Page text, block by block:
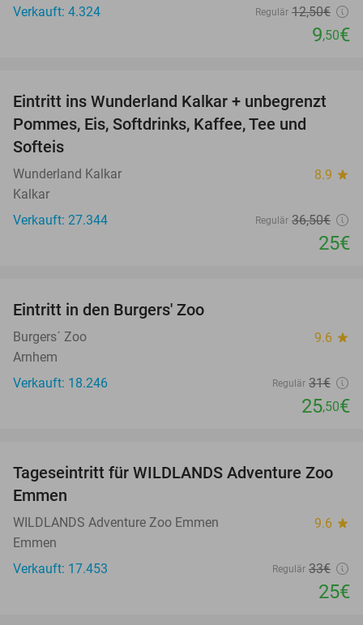
Verkauft: 4.324
Regulär 12,50€
9,50€
32%
Eintritt ins Wunderland Kalkar + unbegrenzt
Pommes, Eis, Softdrinks, Kaffee, Tee und
Softeis
Wunderland Kalkar 8.9 star
Kalkar
Verkauft: 27.344
Regulär 36,50€
25€
Eintritt in den Burgers' Zoo
Burgers´ Zoo 9.6 star
Arnhem
Verkauft: 18.246
Regulär 31€
25,50€
24%
Tageseintritt für WILDLANDS Adventure Zoo
Emmen
WILDLANDS Adventure Zoo Emmen 9.6 star
Emmen
Verkauft: 17.453
Regulär 33€
25€